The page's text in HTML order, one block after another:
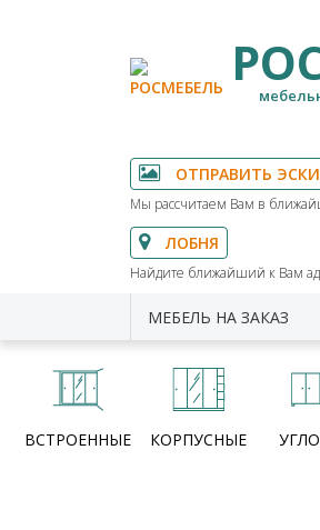
ОТПРАВИТЬ
Мы рассчитаем Вам в
ЛОБНЯ
Найдите ближайший к Вам
МЕБЕЛЬ НА ЗАКАЗ
ВСТРОЕННЫЕ КОРПУСНЫЕ